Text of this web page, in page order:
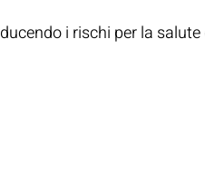
i rischi per la salute